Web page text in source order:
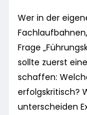
Wer in der
Frage
sollte zuerst
schaffen:
erfolgskritisch?
unterscheiden